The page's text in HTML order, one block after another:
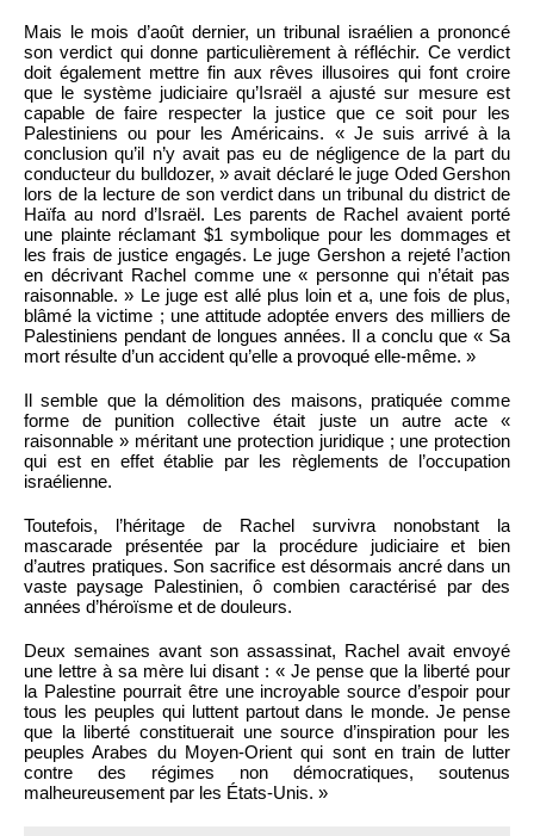
Mais le mois d’août dernier, un tribunal israélien a prononcé
son verdict qui donne particulièrement à réfléchir. Ce verdict
doit également mettre fin aux rêves illusoires qui font croire
que le système judiciaire qu’Israël a ajusté sur mesure est
capable de faire respecter la justice que ce soit pour les
Palestiniens ou pour les Américains. « Je suis arrivé à la
conclusion qu’il n’y avait pas eu de négligence de la part du
conducteur du bulldozer, » avait déclaré le juge Oded Gershon
lors de la lecture de son verdict dans un tribunal du district de
Haïfa au nord d’Israël. Les parents de Rachel avaient porté
une plainte réclamant $1 symbolique pour les dommages et
les frais de justice engagés. Le juge Gershon a rejeté l’action
en décrivant Rachel comme une « personne qui n’était pas
raisonnable. » Le juge est allé plus loin et a, une fois de plus,
blâmé la victime ; une attitude adoptée envers des milliers de
Palestiniens pendant de longues années. Il a conclu que « Sa
mort résulte d’un accident qu’elle a provoqué elle-même. »
Il semble que la démolition des maisons, pratiquée comme
forme de punition collective était juste un autre acte «
raisonnable » méritant une protection juridique ; une protection
qui est en effet établie par les règlements de l’occupation
israélienne.
Toutefois, l’héritage de Rachel survivra nonobstant la
mascarade présentée par la procédure judiciaire et bien
d’autres pratiques. Son sacrifice est désormais ancré dans un
vaste paysage Palestinien, ô combien caractérisé par des
années d’héroïsme et de douleurs.
Deux semaines avant son assassinat, Rachel avait envoyé
une lettre à sa mère lui disant : « Je pense que la liberté pour
la Palestine pourrait être une incroyable source d’espoir pour
tous les peuples qui luttent partout dans le monde. Je pense
que la liberté constituerait une source d’inspiration pour les
peuples Arabes du Moyen-Orient qui sont en train de lutter
contre des régimes non démocratiques, soutenus
malheureusement par les États-Unis. »